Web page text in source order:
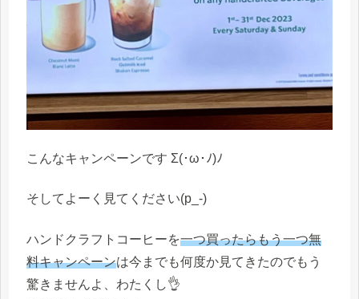
こんなキャンペーンです Σ(･ω･ﾉ)ﾉ
そしてよーく見てください(p_-)
ハンドクラフトコーヒーを一つ買ったらもう一つ無
料キャンペーンは今までも何度か見てきたのでもう
驚きませんよ、わたくし👌